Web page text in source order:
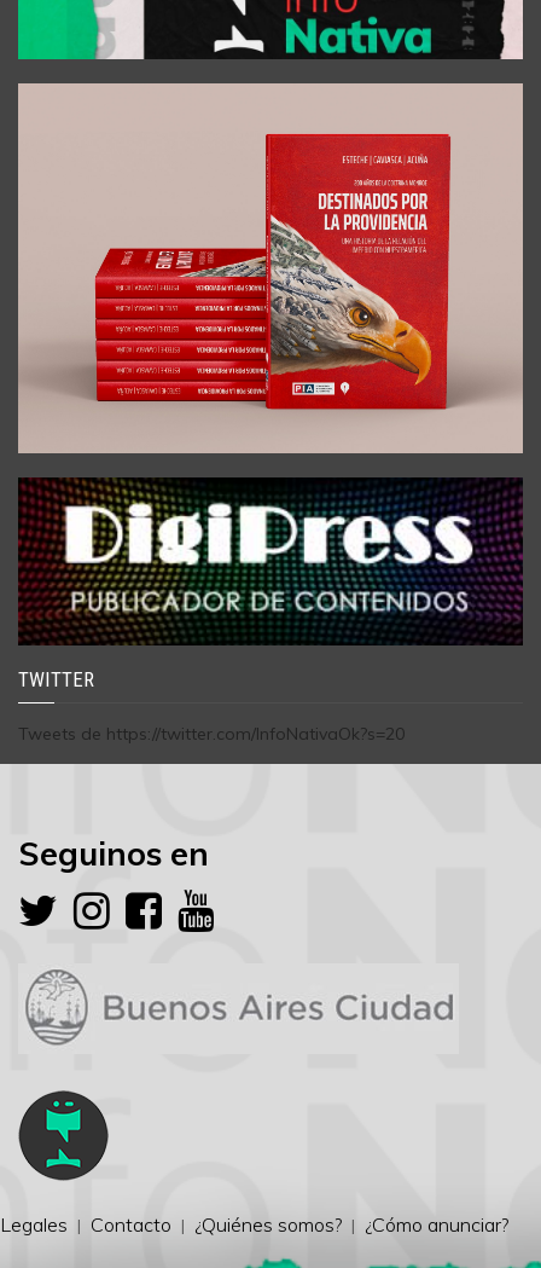
TWITTER
Tweets de https://twitter.com/InfoNativaOk?s=20
Seguinos en
Legales Contacto ¿Quiénes somos? ¿Cómo anunciar?